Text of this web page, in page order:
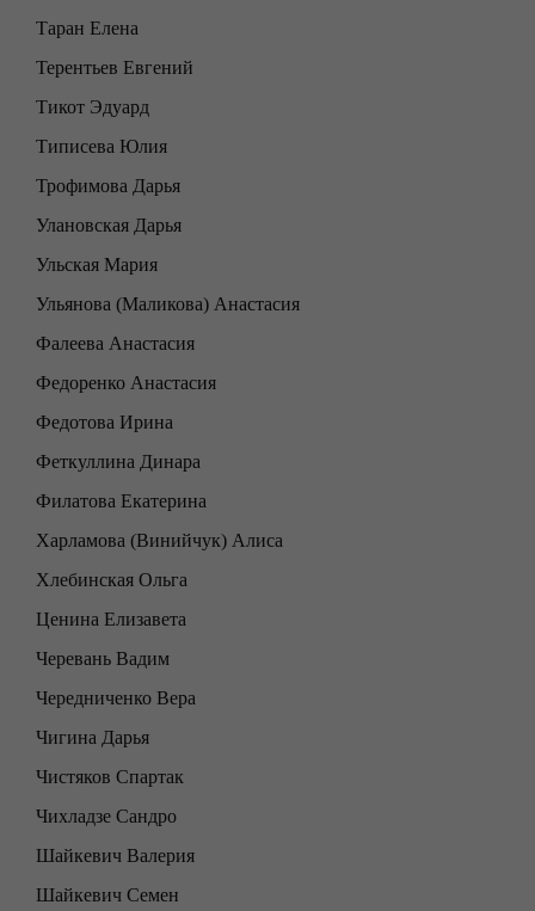
Таран Елена
Терентьев Евгений
Тикот Эдуард
Типисева Юлия
Трофимова Дарья
Улановская Дарья
Ульская Мария
Ульянова (Маликова) Анастасия
Фалеева Анастасия
Федоренко Анастасия
Федотова Ирина
Феткуллина Динара
Филатова Екатерина
Харламова (Винийчук) Алиса
Хлебинская Ольга
Ценина Елизавета
Черевань Вадим
Чередниченко Вера
Чигина Дарья
Чистяков Спартак
Чихладзе Сандро
Шайкевич Валерия
Шайкевич Семен